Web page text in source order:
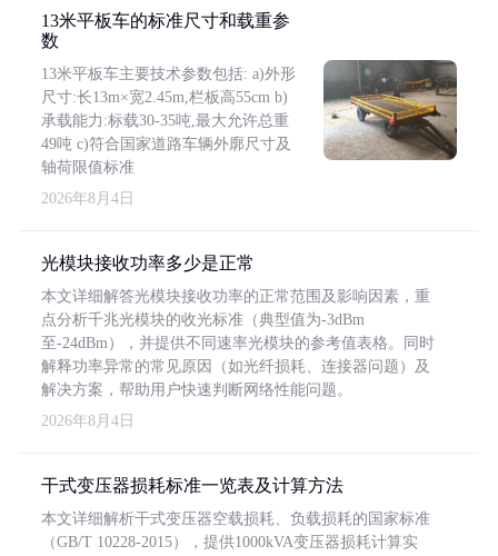
13米平板车的标准尺寸和载重参
数
13米平板车主要技术参数包括: a)外形
尺寸:长13m×宽2.45m,栏板高55cm b)
承载能力:标载30-35吨,最大允许总重
49吨 c)符合国家道路车辆外廓尺寸及
轴荷限值标准
2026年8月4日
光模块接收功率多少是正常
本文详细解答光模块接收功率的正常范围及影响因素，重
点分析千兆光模块的收光标准（典型值为-3dBm
至-24dBm），并提供不同速率光模块的参考值表格。同时
解释功率异常的常见原因（如光纤损耗、连接器问题）及
解决方案，帮助用户快速判断网络性能问题。
2026年8月4日
干式变压器损耗标准一览表及计算方法
本文详细解析干式变压器空载损耗、负载损耗的国家标准
（GB/T 10228-2015），提供1000kVA变压器损耗计算实